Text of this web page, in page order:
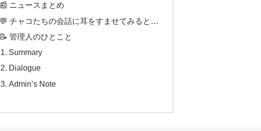
📰 ニュースまとめ
💬 チャコたちの会話に耳をすませてみると…
📝 管理人のひとこと
Summary
Dialogue
Admin’s Note